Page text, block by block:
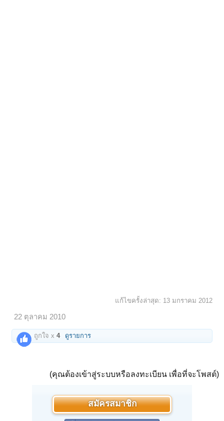
แก้ไขครั้งล่าสุด: 13 มกราคม 2012
22 ตุลาคม 2010
ถูกใจ x4 ดูรายการ
(คุณต้องเข้าสู่ระบบหรือลงทะเบียน เพื่อที่จะโพสต์)
สมัครสมาชิก